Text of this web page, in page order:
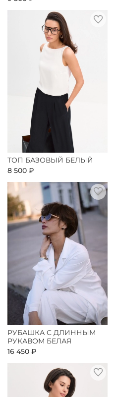
ТОП БАЗОВЫЙ БЕЛЫЙ
8 500 ₽
РУБАШКА С ДЛИННЫМ
РУКАВОМ БЕЛАЯ
16 450 ₽